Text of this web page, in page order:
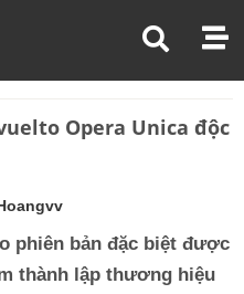
Opera Unica độc
phiên bản đặc biệt được
thành lập thương hiệu